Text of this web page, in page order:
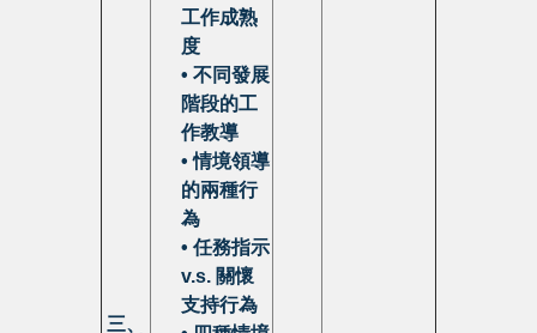
三、
工作成熟
度
• 不同發展
階段的工
作教導
• 情境領導
的兩種行
為
• 任務指示
v.s. 關懷
支持行為